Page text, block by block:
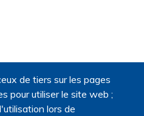
de tiers sur les pages
pour utiliser le site web ;
lors de